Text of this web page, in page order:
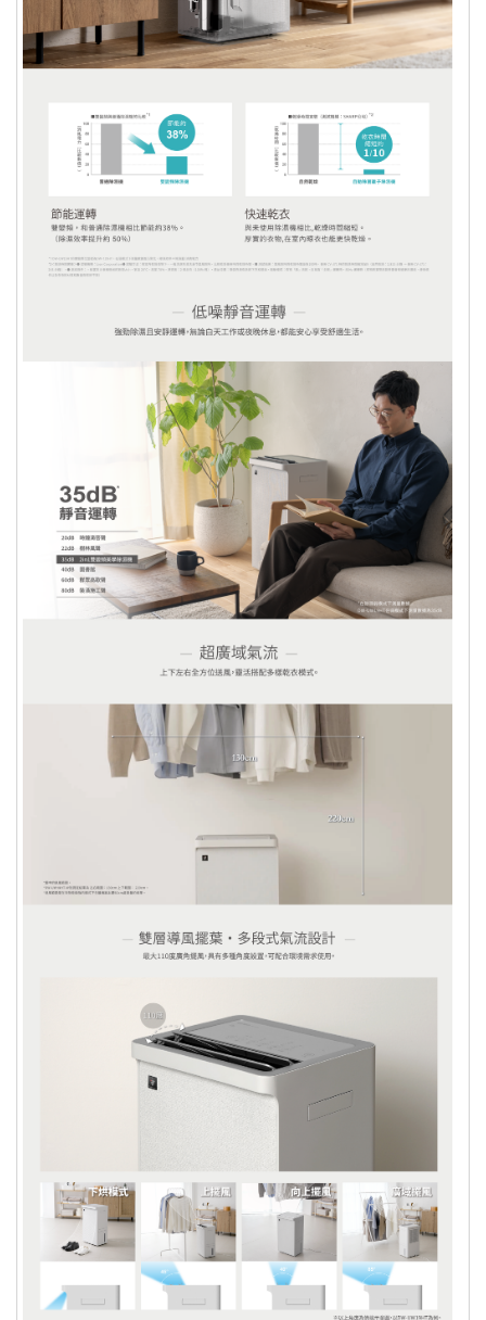
個人衛生用品除商品本身有瑕疵外，未
利。但已拆封 (外包裝不完整)，依據
《通訊交易解除權合理例外情事適用準
則》，本公司無法接受退換貨。 ※個人
衛生用品：泛指與肌膚及人體私密處接
觸之商品，例如：內衣褲、泳裝、襪
子、紙尿褲、牙刷、口罩、毛巾….等。
商品只有台灣本島配送，外島無法配
送，暫無提供此服務
商品之實際配貨日期、退換貨日期，依
實際狀況為準，原則三個工作天內出
貨，物流五個工作天配送完成。（預購
品除外）
若為需安裝或是另外施工商品服務，因
商品屬性關係，將有專人與您約定安裝
及送貨時間。
針對大型商品(包括：大型家電、家具
床墊、健身按摩器材、車類...等)，我
們將於完成收款確認後，三天內〈不含
例假日〉將會有專人與您確認相關配送
細節等的聯繫。偏遠地區、樓層費及其
它加價費用，皆由廠商於約定配送時一
併告知，廠商將保留出貨與否的權利。
依照客戶指定配送之商品(約配商品)接
獲訂單逾30日您未通知出貨及受領商
訂單，請客戶重新下單購買。
將立即處理您的退款，處理退款的方
式，則依您原本的付款方式而定：
ATM轉帳：退貨之商品經由廠商驗退，可購樂核
算退款，約需三週的對帳流程。退款會先扣除轉帳